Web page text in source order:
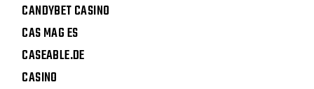
CANDYBET CASINO
CAS MAG ES
CASEABLE.DE
CASINO